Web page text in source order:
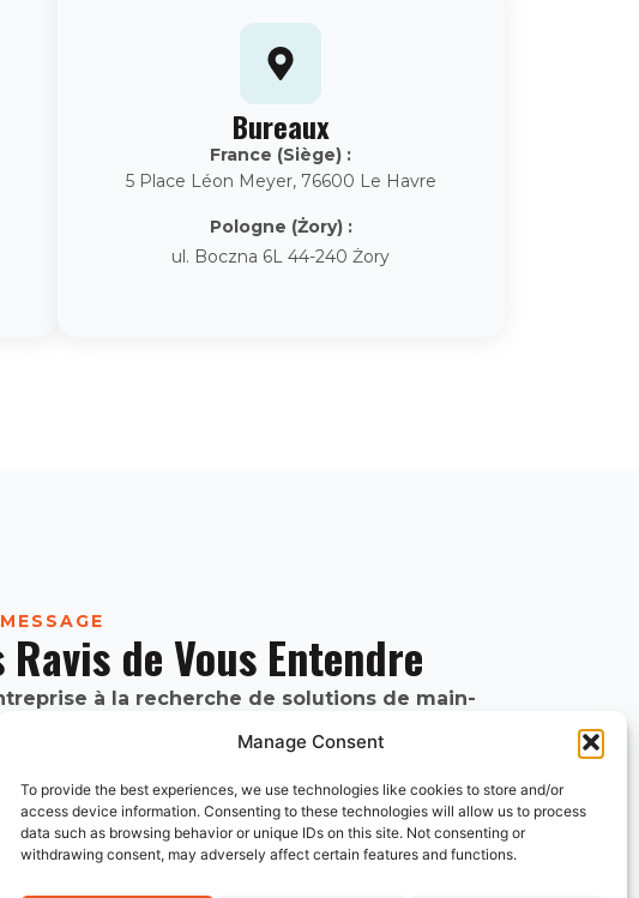
Manage Consent
To provide the best experiences, we use technologies like cookies to store and/or
access device information. Consenting to these technologies will allow us to process
data such as browsing behavior or unique IDs on this site. Not consenting or
withdrawing consent, may adversely affect certain features and functions.
Bureaux
France (Siège) :
5 Place Léon Meyer, 76600 Le Havre
Pologne (Żory) :
ul. Boczna 6L 44-240 Żory
de Vous Entendre
à la recherche de solutions de main-
en quête de nouvelles opportunités
programme de partenariat
de contact ci-dessous ou contactez-nous
téléphone. Notre équipe répond généralement